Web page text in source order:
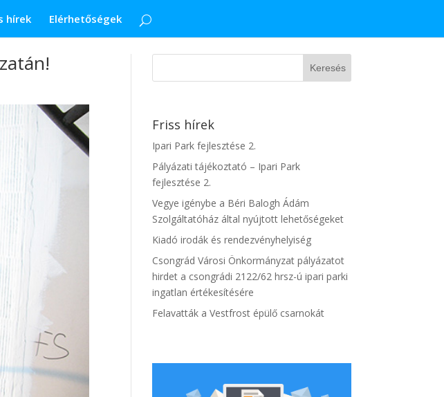
hírek Elérhetőségek
Friss hírek
Ipari Park fejlesztése 2.
Pályázati tájékoztató – Ipari Park
fejlesztése 2.
Vegye igénybe a Béri Balogh Ádám
Szolgáltatóház által nyújtott lehetőségeket
Kiadó irodák és rendezvényhelyiség
Csongrád Városi Önkormányzat pályázatot
hirdet a csongrádi 2122/62 hrsz-ú ipari parki
ingatlan értékesítésére
Felavatták a Vestfrost épülő csarnokát